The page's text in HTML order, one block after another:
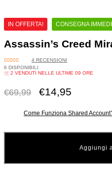
IN OFFERTA! CONSEGNA
Assassin’s Creed
VALUTATO
5.00 SU 5
4RECENSIONI
6 DISPONIBILI
2 VENDUTI NELLE ULTIME 09 ORE
€69,99 €14,95
Come Funziona Shared
Aggiungi